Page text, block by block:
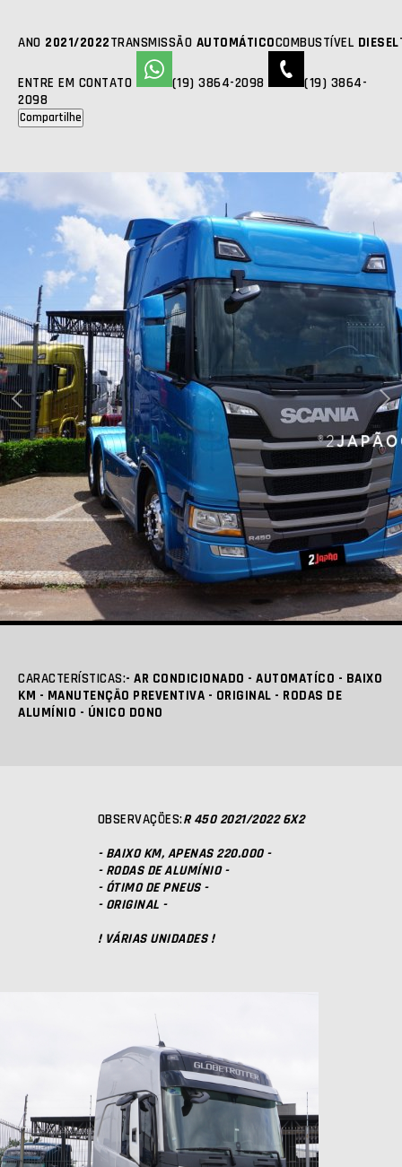
ANO 2021/2022TRANSMISSÃO AUTOMÁTICOCOMBUSTÍVEL DIESEL
ENTRE EM CONTATO (19) 3864-2098
(19) 3864-
2098
Compartilhe
CARACTERÍSTICAS:- AR CONDICIONADO - AUTOMATÍCO - BAIXO
KM - MANUTENÇÃO PREVENTIVA - ORIGINAL - RODAS DE
ALUMÍNIO - ÚNICO DONO
OBSERVAÇÕES:R 450 2021/2022 6X2
- BAIXO KM, APENAS 220.000 -
- RODAS DE ALUMÍNIO -
- ÓTIMO DE PNEUS -
- ORIGINAL -
! VÁRIAS UNIDADES !